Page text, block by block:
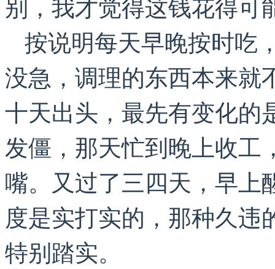
按说明每天早晚按时吃
没急，调理的东西本来就
十天出头，最先有变化的
发僵，那天忙到晚上收工
嘴。又过了三四天，早上
度是实打实的，那种久
特别踏实。